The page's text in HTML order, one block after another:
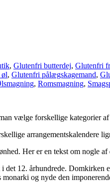
, Glutenfri butterdej, Glutenfri
, Glutenfri pålægskagemand,
, Romsmagning,
vælge forskellige kategorier af
arrangementskalendere
Her er en tekst om nogle
12. århundrede. Domkirken
og nyde den